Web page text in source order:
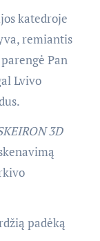
katedroje
remiantis
Pan
Lvivo
3D
padėką